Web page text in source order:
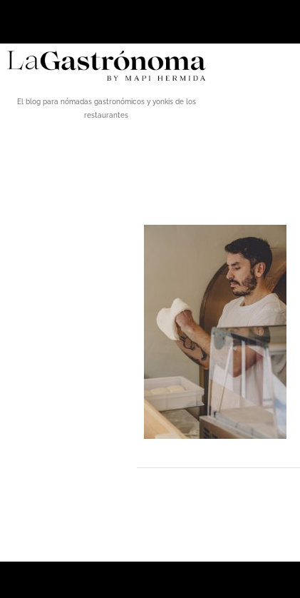
El blog para nómadas gastronómicos y yonkis de los
restaurantes